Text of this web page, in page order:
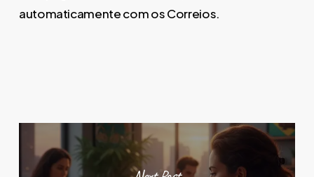
automaticamente com os Correios.